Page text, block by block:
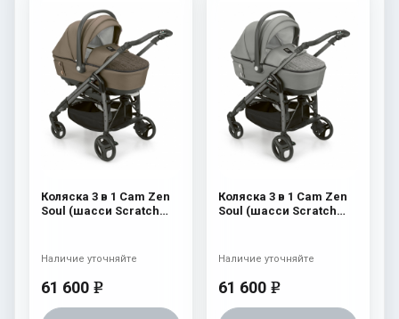
Коляска 3 в 1 Cam Zen
Soul (шасси Scratch
61 600 e
Наличие уточняйте
Коляска 3 в 1 Cam Zen
Soul (шасси Scratch
61 600 e
Наличие уточняйте